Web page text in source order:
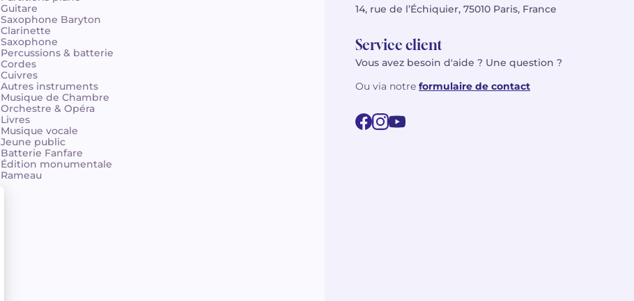
Guitare
Saxophone Baryton
Clarinette
Saxophone
Percussions & batterie
Cordes
Cuivres
Autres instruments
Musique de Chambre
Orchestre & Opéra
Livres
Musique vocale
Jeune public
Batterie Fanfare
Édition monumentale
Rameau
14, rue de l’Échiquier, 75010 Paris, France
Service client
Vous avez besoin d'aide ? Une question ?
Ou via notre formulaire de contact